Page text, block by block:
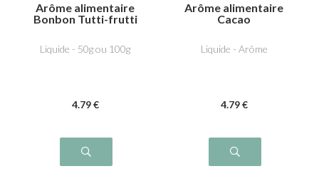
Arôme alimentaire
Bonbon Tutti-frutti
Liquide - 50g ou 100g
4.79 €
Arôme alimentaire
Cacao
Liquide - Arôme
4.79 €